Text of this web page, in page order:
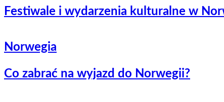
Festiwale i wydarzenia kulturalne w
Norwegia
Co zabrać na wyjazd do Norwegii?